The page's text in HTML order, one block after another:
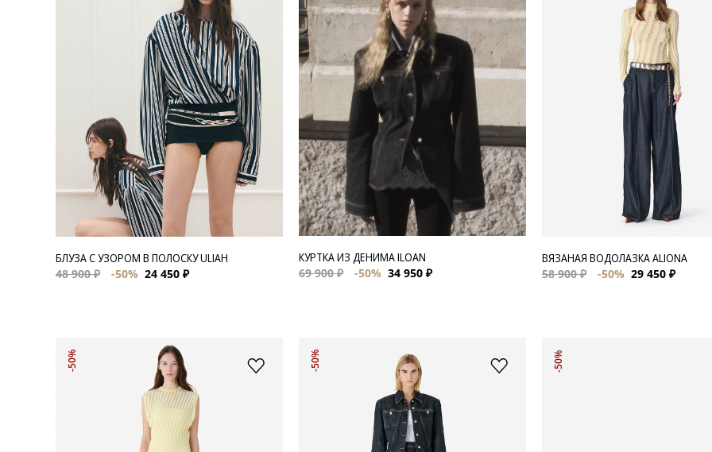
БЛУЗА С УЗОРОМ В ПОЛОСКУ ULIAH
48 900 ₽
-50% 24 450 ₽
КУРТКА ИЗ ДЕНИМА ILOAN
69 900 ₽
-50% 34 950 ₽
ВЯЗАНАЯ ВОДОЛАЗКА ALIONA
58 900 ₽
-50% 29 450 ₽
-50% -50% -50%